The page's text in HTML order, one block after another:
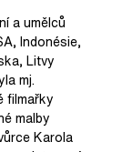
a umělců
Indonésie,
Litvy
mj.
filmařky
malby
Karola